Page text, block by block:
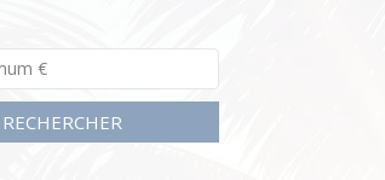
RECHERCHER